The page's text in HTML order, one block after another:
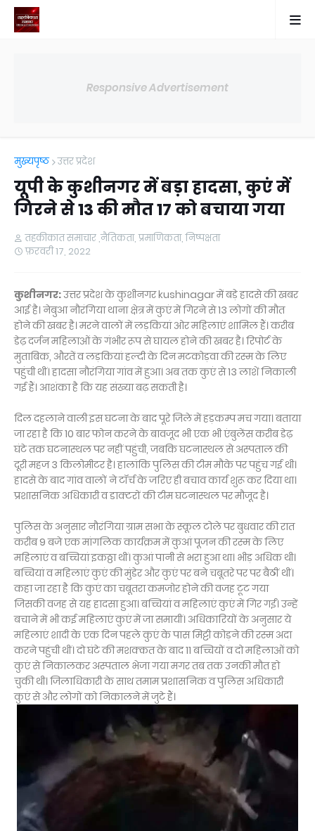
Responsive Advertisement
मुख्यपृष्ठ उत्तर प्रदेश
यूपी के कुशीनगर में बड़ा हादसा, कुएं में
गिरने से 13 की मौत 17 को बचाया गया
तहकीकात समाचार ,नैतिकता, प्रमाणिकता, निष्पक्षता
फ़रवरी 17, 2022
कुशीनगर:उत्तर प्रदेश के कुशीनगर kushinagar में बड़े हादसे की खबर
आई है। नेबुआ नौरंगिया थाना क्षेत्र में कुएं में गिरने से 13 लोगों की मौत
होने की खबर है। मरने वालों में लड़कियां ओर महिलाएं शामिल हैं। करीब
डेढ़ दर्जन महिलाओं के गंभीर रूप से घायल होने की खबर है। रिपोर्ट के
मुताबिक, औरतें व लड़कियां हल्दी के दिन मटकोड़वा की रस्म के लिए
पहुंची थीं। हादसा नौरंगिया गांव में हुआ। अब तक कुएं से 13 लाशें निकाली
गई हैं। आशंका है कि यह संख्या बढ़ सकती है।
दिल दहलाने वाली इस घटना के बाद पूरे जिले में हड़कम्प मच गया। बताया
जा रहा है कि 10 बार फोन करने के बावजूद भी एक भी एंबुलेंस करीब डेढ़
घंटे तक घटनास्थल पर नहीं पहुंची, जबकि घटनास्थल से अस्पताल की
दूरी महज 3 किलोमीटर है। हालांकि पुलिस की टीम मौके पर पहुंच गई थी।
हादसे के बाद गांव वालों ने टॉर्च के जरिए ही बचाव कार्य शुरू कर दिया था।
प्रशासनिक अधिकारी व डाक्टरों की टीम घटनास्थल पर मौजूद है।
पुलिस के अनुसार नौरंगिया ग्राम सभा के स्कूल टोले पर बुधवार की रात
करीब 9 बजे एक मांगलिक कार्यक्रम में कुआं पूजन की रस्म के लिए
महिलाएं व बच्चियां इकठ्ठा थीं। कुआं पानी से भरा हुआ था। भीड़ अधिक थी।
बच्चियां व महिलाएं कुएं की मुंडेर और कुएं पर बने चबूतरे पर पर बैठीं थीं।
कहा जा रहा है कि कुएं का चबूतरा कमजोर होने की वजह टूट गया
जिसकी वजह से यह हादसा हुआ। बच्चियां व महिलाएं कुएं में गिर गईं। उन्हें
बचाने में भी कई महिलाएं कुएं में जा समायीं। अधिकारियों के अनुसार ये
महिलाएं शादी के एक दिन पहले कुएं के पास मिट्टी कोड़ने की रस्म अदा
करने पहुंची थीं। दो घंटे की मशक्कत के बाद 11 बच्चियों व दो महिलाओं को
कुएं से निकालकर अस्पताल भेजा गया मगर तब तक उनकी मौत हो
चुकी थी। जिलाधिकारी के साथ तमाम प्रशासनिक व पुलिस अधिकारी
कुएं से और लोगों को निकालने में जुटे हैं।